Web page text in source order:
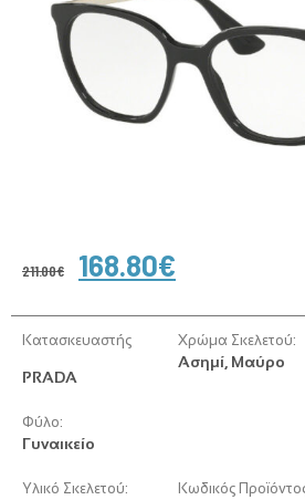
211.00€ 168.80€
Κατασκευαστής
PRADA
Χρώμα Σκελετού:
Ασημί, Μαύρο
Φύλο:
Γυναικείο
Υλικό Σκελετού: Κωδικός